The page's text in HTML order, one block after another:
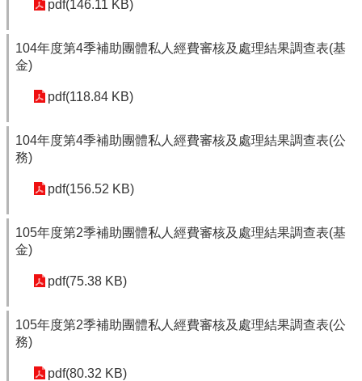
pdf(146.11 KB)
104年度第4季補助團體私人經費審核及處理結果調查表(基
金)
pdf(118.84 KB)
104年度第4季補助團體私人經費審核及處理結果調查表(公
務)
pdf(156.52 KB)
105年度第2季補助團體私人經費審核及處理結果調查表(基
金)
pdf(75.38 KB)
105年度第2季補助團體私人經費審核及處理結果調查表(公
務)
pdf(80.32 KB)